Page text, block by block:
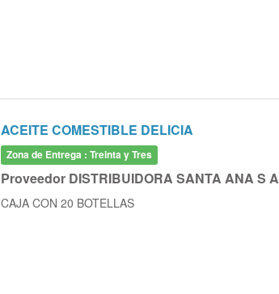
ACEITE COMESTIBLE DELICIA
Zona de Entrega : Treinta y Tres
Proveedor DISTRIBUIDORA SANTA ANA S A
CAJA CON 20 BOTELLAS